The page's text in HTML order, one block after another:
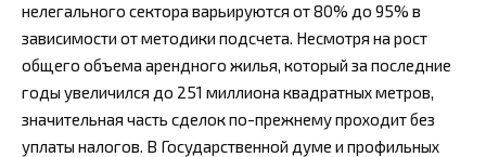
нелегального сектора варьируются от 80% до 95% в
зависимости от методики подсчета. Несмотря на рост
общего объема арендного жилья, который за последние
годы увеличился до 251 миллиона квадратных метров,
значительная часть сделок по-прежнему проходит без
уплаты налогов. В Государственной думе и профильных